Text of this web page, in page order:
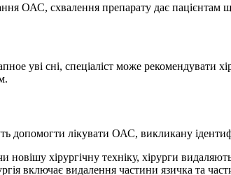
ОАС, схвалення препарату дає пацієнтам
уві сні, спеціаліст може
допомогти лікувати ОАС, викликану
новішу хірургічну техніку, хірурги
включає видалення частини язичка та